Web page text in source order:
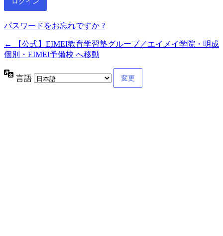
パスワードをお忘れですか ?
← 【公式】EIMEI教育学習塾グループ／エイメイ学院・明成
個別・EIMEI予備校 へ移動
言語